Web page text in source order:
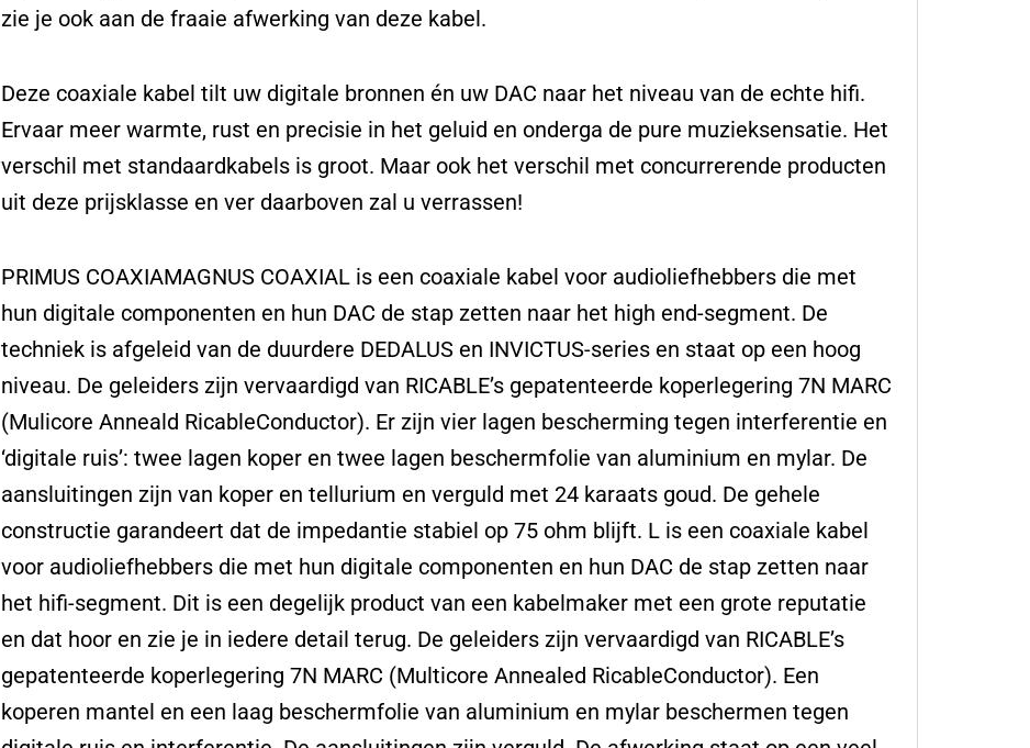
zie je ook aan de fraaie afwerking van deze kabel.
Deze coaxiale kabel tilt uw digitale bronnen én uw DAC naar het niveau van de echte hifi.
Ervaar meer warmte, rust en precisie in het geluid en onderga de pure muzieksensatie. Het
verschil met standaardkabels is groot. Maar ook het verschil met concurrerende producten
uit deze prijsklasse en ver daarboven zal u verrassen!
PRIMUS COAXIAMAGNUS COAXIAL is een coaxiale kabel voor audioliefhebbers die met
hun digitale componenten en hun DAC de stap zetten naar het high end-segment. De
techniek is afgeleid van de duurdere DEDALUS en INVICTUS-series en staat op een hoog
niveau. De geleiders zijn vervaardigd van RICABLE’s gepatenteerde koperlegering 7N MARC
(Mulicore Anneald RicableConductor). Er zijn vier lagen bescherming tegen interferentie en
‘digitale ruis’: twee lagen koper en twee lagen beschermfolie van aluminium en mylar. De
aansluitingen zijn van koper en tellurium en verguld met 24 karaats goud. De gehele
constructie garandeert dat de impedantie stabiel op 75 ohm blijft. L is een coaxiale kabel
voor audioliefhebbers die met hun digitale componenten en hun DAC de stap zetten naar
het hifi-segment. Dit is een degelijk product van een kabelmaker met een grote reputatie
en dat hoor en zie je in iedere detail terug. De geleiders zijn vervaardigd van RICABLE’s
gepatenteerde koperlegering 7N MARC (Multicore Annealed RicableConductor). Een
koperen mantel en een laag beschermfolie van aluminium en mylar beschermen tegen